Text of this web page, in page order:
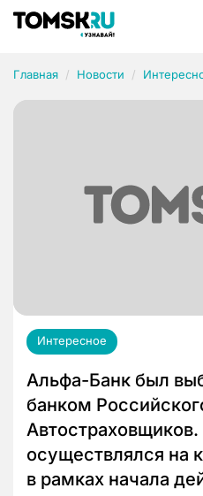
Главная Новости
Интересное
Альфа-Банк был
банком
осуществлялся на
в рамках начала